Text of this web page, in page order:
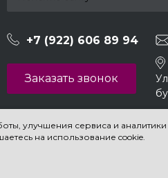
улучшения сервиса и
на использование cookie.
+7 (922) 606 89 94
Заказать звонок